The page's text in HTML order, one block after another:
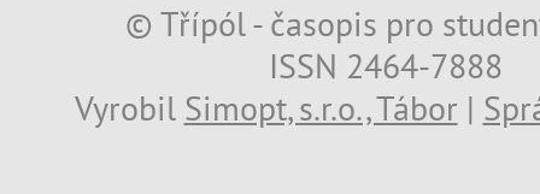
© Třípól - časopis pro
ISSN 2464-7888
Vyrobil Simopt, s.r.o., Tábor |